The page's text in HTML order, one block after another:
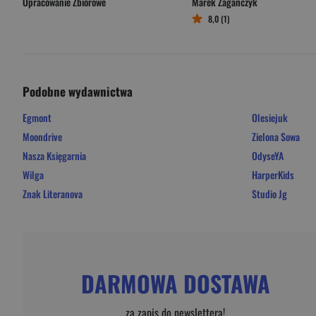
8,0 (1)
Podobne wydawnictwa
Egmont
Moondrive
Nasza Księgarnia
Wilga
Znak Literanova
Olesiejuk
Zielona Sowa
OdyseYA
HarperKids
Studio Jg
DARMOWA DOSTAWA
za zapis do newslettera!